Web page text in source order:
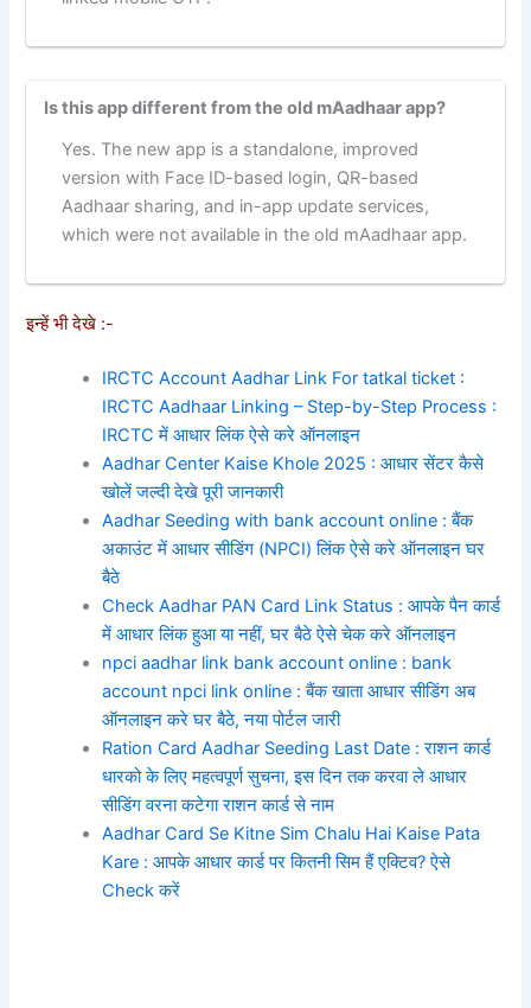
Is this app different from the old mAadhaar app?
Yes. The new app is a standalone, improved
version with Face ID-based login, QR-based
Aadhaar sharing, and in-app update services,
which were not available in the old mAadhaar app.
इन्हें भी देखे :-
IRCTC Account Aadhar Link For tatkal ticket :
IRCTC Aadhaar Linking – Step-by-Step Process :
IRCTC में आधार लिंक ऐसे करे ऑनलाइन
Aadhar Center Kaise Khole 2025 : आधार सेंटर कैसे
खोलें जल्दी देखे पूरी जानकारी
Aadhar Seeding with bank account online : बैंक
अकाउंट में आधार सीडिंग (NPCI) लिंक ऐसे करे ऑनलाइन घर
बैठे
Check Aadhar PAN Card Link Status : आपके पैन कार्ड
में आधार लिंक हुआ या नहीं, घर बैठे ऐसे चेक करे ऑनलाइन
npci aadhar link bank account online : bank
account npci link online : बैंक खाता आधार सीडिंग अब
ऑनलाइन करे घर बैठे, नया पोर्टल जारी
Ration Card Aadhar Seeding Last Date : राशन कार्ड
धारको के लिए महत्वपूर्ण सुचना, इस दिन तक करवा ले आधार
सीडिंग वरना कटेगा राशन कार्ड से नाम
Aadhar Card Se Kitne Sim Chalu Hai Kaise Pata
Kare : आपके आधार कार्ड पर कितनी सिम हैं एक्टिव? ऐसे
Check करें